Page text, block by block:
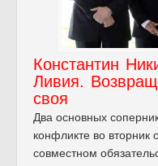
Константин
Ливия.
своя
Два основных
конфликте во вторник
совместном